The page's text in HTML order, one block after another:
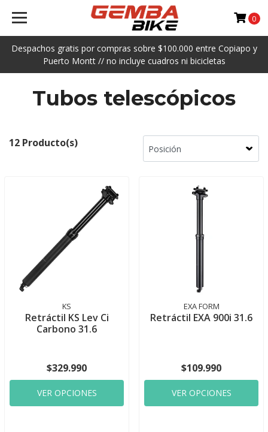
Despachos gratis por compras sobre $100.000 entre Copiapo y
Puerto Montt // no incluye cuadros ni bicicletas
0
Tubos telescópicos
12 Producto(s)
KS
Retráctil KS Lev Ci
Carbono 31.6
$329.990
VER OPCIONES
EXA FORM
Retráctil EXA 900i 31.6
$109.990
VER OPCIONES